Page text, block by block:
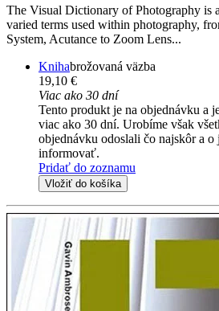
The Visual Dictionary of Photography is
varied terms used within photography,
System, Acutance to Zoom Lens...
Knihabrožovaná väzba
19,10 €
Viac ako 30 dní
Tento produkt je na objednávku a
viac ako 30 dní. Urobíme však
objednávku odoslali čo najskôr a o
informovať.
Pridať do zoznamu
Vložiť do košíka